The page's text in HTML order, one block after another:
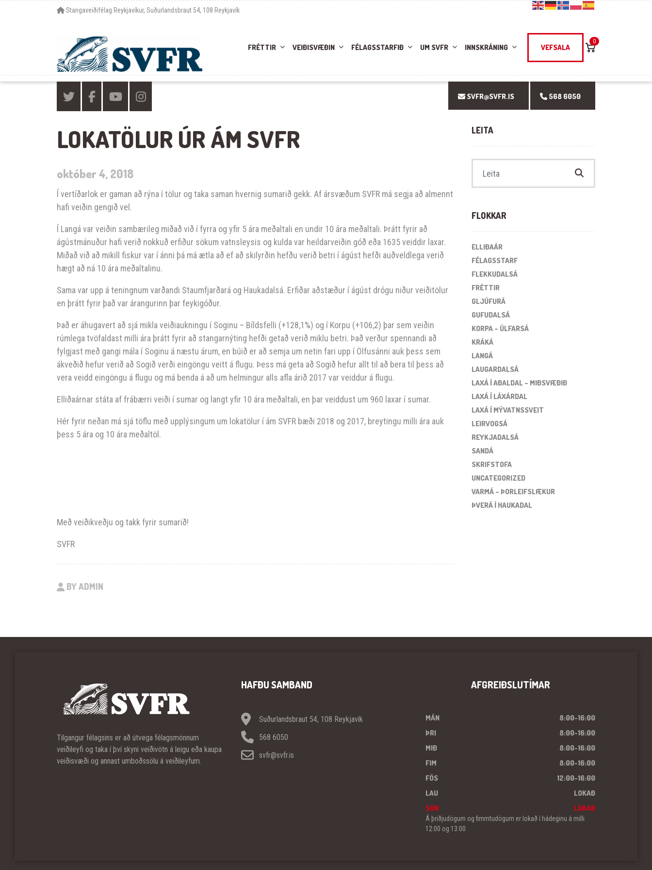
Stangaveiðifélag Reykjavíkur, Suðurlandsbraut 54, 108 Reykjavík
FRÉTTIR VEIÐISVÆÐIN FÉLAGSSTARFIÐ UM SVFR INNSKRÁNING VEFSALA
0
SVFR@SVFR.IS 568 6050
LOKATÖLUR ÚR ÁM SVFR
október 4, 2018
Í vertíðarlok er gaman að rýna í tölur og taka saman hvernig sumarið gekk. Af ársvæðum SVFR má segja að almennt
hafi veiðin gengið vel.
Í Langá var veiðin sambærileg miðað við í fyrra og yfir 5 ára meðaltali en undir 10 ára meðaltali. Þrátt fyrir að
ágústmánuður hafi verið nokkuð erfiður sökum vatnsleysis og kulda var heildarveiðin góð eða 1635 veiddir laxar.
Miðað við að mikill fiskur var í ánni þá má ætla að ef að skilyrðin hefðu verið betri í ágúst hefði auðveldlega verið
hægt að ná 10 ára meðaltalinu.
Sama var upp á teningnum varðandi Staumfjarðará og Haukadalsá. Erfiðar aðstæður í ágúst drógu niður veiðitölur
en þrátt fyrir það var árangurinn þar feykigóður.
Það er áhugavert að sjá mikla veiðiaukningu í Soginu – Bíldsfelli (+128,1%) og í Korpu (+106,2) þar sem veiðin
rúmlega tvöfaldast milli ára þrátt fyrir að stangarnýting hefði getað verið miklu betri. Það verður spennandi að
fylgjast með gangi mála í Soginu á næstu árum, en búið er að semja um netin fari upp í Ölfusánni auk þess sem
ákveðið hefur verið að Sogið verði eingöngu veitt á flugu. Þess má geta að Sogið hefur allt til að bera til þess að
vera veidd eingöngu á flugu og má benda á að um helmingur alls afla árið 2017 var veiddur á flugu.
Elliðaárnar státa af frábærri veiði í sumar og langt yfir 10 ára meðaltali, en þar veiddust um 960 laxar í sumar.
Hér fyrir neðan má sjá töflu með upplýsingum um lokatölur í ám SVFR bæði 2018 og 2017, breytingu milli ára auk
þess 5 ára og 10 ára meðaltöl.
Með veiðikveðju og takk fyrir sumarið!
SVFR
BY ADMIN
LEITA
FLOKKAR
ELLIÐAÁR
FÉLAGSSTARF
FLEKKUDALSÁ
FRÉTTIR
GLJÚFURÁ
GUFUDALSÁ
KORPA – ÚLFARSÁ
KRÁKÁ
LANGÁ
LAUGARDALSÁ
LAXÁ Í AÐALDAL – MIÐSVÆÐIÐ
LAXÁ Í LÁXÁRDAL
LAXÁ Í MÝVATNSSVEIT
LEIRVOGSÁ
REYKJADALSÁ
SANDÁ
SKRIFSTOFA
UNCATEGORIZED
VARMÁ – ÞORLEIFSLÆKUR
ÞVERÁ Í HAUKADAL
Tilgangur félagsins er að útvega félagsmönnum
veiðileyfi og taka í því skyni veiðivötn á leigu eða kaupa
veiðisvæði og annast umboðssölu á veiðileyfum.
HAFÐU SAMBAND
Suðurlandsbraut 54, 108 Reykjavík
568 6050
svfr@svfr.is
AFGREIÐSLUTÍMAR
MÁN
8:00-16:00
ÞRI
8:00-16:00
MIÐ
8:00-16:00
FIM
8:00-16:00
FÖS
12:00-16:00
LAU
LOKAÐ
SUN
LOKAÐ
Á þriðjudögum og fimmtudögum er lokað í hádeginu á milli
12:00 og 13:00